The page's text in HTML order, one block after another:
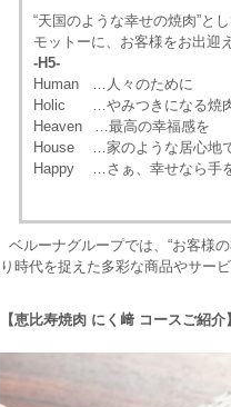
“天国のような幸せの焼肉”と
モットーに、お客様をお出迎
-H5-
Human …人々のために
Holic …やみつきになる焼
Heaven …最高の幸福感を
House …家のような居心地
Happy …さぁ、幸せなら手
ベルーナグループでは、“お客様
り時代を捉えた多彩な商品やサー
【恵比寿焼肉 にく﨑 コースご紹介